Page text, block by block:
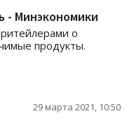
- Минэкономики
о
продукты.
29 марта 2021, 10:50